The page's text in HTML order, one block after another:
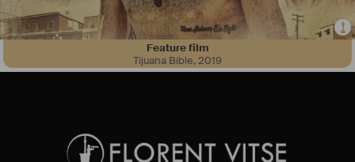
Feature film
Tijuana Bible,2019